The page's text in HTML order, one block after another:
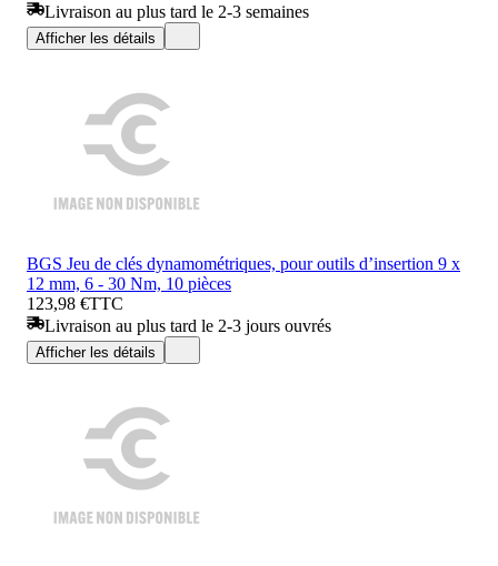
Livraison au plus tard le 2-3 semaines
Afficher les détails
BGS Jeu de clés dynamométriques, pour outils d’insertion 9 x
12 mm, 6 - 30 Nm, 10 pièces
123,98 €TTC
Livraison au plus tard le 2-3 jours ouvrés
Afficher les détails